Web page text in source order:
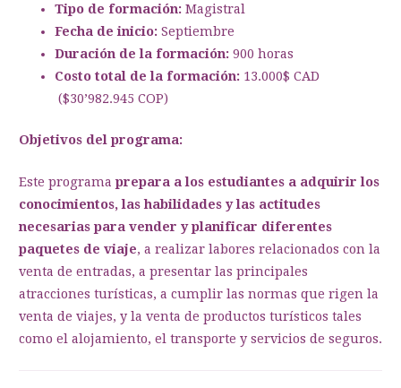
Tipo de formación:Magistral
Fecha de inicio:Septiembre
Duración de la formación:900 horas
Costo total de la formación:13.000$ CAD
($30’982.945 COP)
Objetivos del programa:
Este programa prepara a los estudiantes a adquirir los
conocimientos, las habilidades y las actitudes
necesarias para vender y planificar diferentes
paquetes de viaje, a realizar labores relacionados con la
venta de entradas, a presentar las principales
atracciones turísticas, a cumplir las normas que rigen la
venta de viajes, y la venta de productos turísticos tales
como el alojamiento, el transporte y servicios de seguros.